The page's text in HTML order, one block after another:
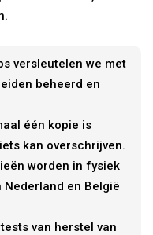
versleutelen we met
beheerd en
één kopie is
kan overschrijven.
worden in fysiek
en België
van herstel van